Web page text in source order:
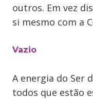
outros. Em vez
si mesmo com a
Vazio
A energia do Ser
todos que estão